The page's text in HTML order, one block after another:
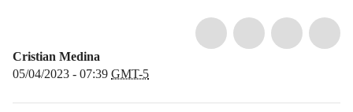
Cristian Medina
05/04/2023 - 07:39 GMT-5